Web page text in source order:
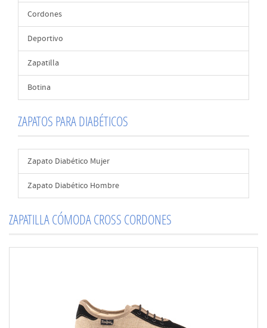
Cordones
Deportivo
Zapatilla
Botina
ZAPATOS PARA DIABÉTICOS
Zapato Diabético Mujer
Zapato Diabético Hombre
ZAPATILLA CÓMODA CROSS CORDONES